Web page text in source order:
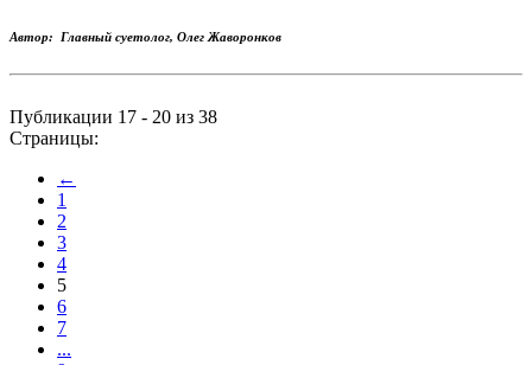
Автор: Главный суетолог, Олег Жаворонков
Публикации 17 - 20 из 38
Страницы:
←
1
2
3
4
5
6
7
...